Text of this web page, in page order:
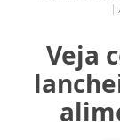
Veja